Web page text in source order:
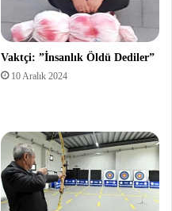
Vaktçi: ”İnsanlık Öldü Dediler”
10 Aralık 2024